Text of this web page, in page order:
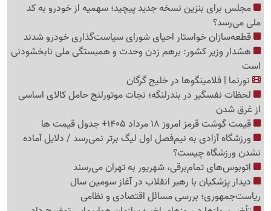
مجلس برای بنزین نسخه جدید پیچید؛ سهمیه از خودرو به کد
ملی می‌رسد؟
قطعه‌سازان خواستار احیای شورای سیاست‌گذاری خودرو شدند
هشدار وزیر کشور: برهم زدن وحدت و همبستگی ملی نابخشودنی
است
نورنما | فلامینگوها در خلیج گرگان
لحظات نفسگیر در بندرلنگه؛ نجات موتورلنج حامل کالای اساسی
از غرق شدن
قیمت گوشت قرمز امروز 18 مرداد 1405+ جدول قیمت ها
ورزشگاه آزادی به نیم‌فصل اول لیگ برتر نمی‌رسد / دلایل آماده
نشدن ورزشگاه چیست؟
اتوبوس‌های تمام‌برقی، شهریور به تهران می‌رسند
دیدار پزشکیان با رهبر انقلاب در آغاز سومین سال
ریاست‌جمهوری؛ بررسی مسائل اقتصادی و نظامی